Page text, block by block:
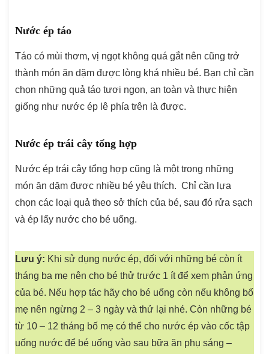
Nước ép táo
Táo có mùi thơm, vị ngọt không quá gắt nên cũng trở
thành món ăn dặm được lòng khá nhiều bé. Bạn chỉ cần
chọn những quả táo tươi ngon, an toàn và thực hiện
giống như nước ép lê phía trên là được.
Nước ép trái cây tổng hợp
Nước ép trái cây tổng hợp cũng là một trong những
món ăn dặm được nhiều bé yêu thích. Chỉ cần lựa
chọn các loại quả theo sở thích của bé, sau đó rửa sạch
và ép lấy nước cho bé uống.
Lưu ý: Khi sử dụng nước ép, đối với những bé còn ít
tháng ba mẹ nên cho bé thử trước 1 ít để xem phản ứng
của bé. Nếu hợp tác hãy cho bé uống còn nếu không bố
mẹ nên ngừng 2 – 3 ngày và thử lại nhé. Còn những bé
từ 10 – 12 tháng bố mẹ có thể cho nước ép vào cốc tập
uống nước để bé uống vào sau bữa ăn phụ sáng –